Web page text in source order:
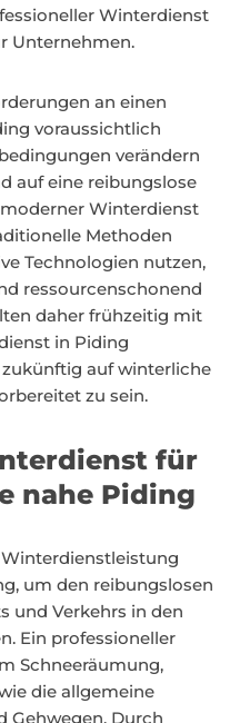
Winterdienst
Unternehmen.
an einen
voraussichtlich
verändern
auf eine reibungslose
Winterdienst
Methoden
Technologien nutzen,
ressourcenschonend
daher frühzeitig mit
in Piding
auf winterliche
zu sein.
für
nahe Piding
um den reibungslosen
und Verkehrs in den
Ein professioneller
Schneeräumung,
die allgemeine
Gehwegen. Durch